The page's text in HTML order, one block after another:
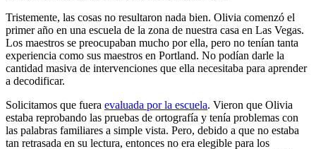
Tristemente, las cosas no resultaron nada bien. Olivia comenzó el
primer año en una escuela de la zona de nuestra casa en Las Vegas.
Los maestros se preocupaban mucho por ella, pero no tenían tanta
experiencia como sus maestros en Portland. No podían darle la
cantidad masiva de intervenciones que ella necesitaba para aprender
a decodificar.
Solicitamos que fuera evaluada por la escuela. Vieron que Olivia
estaba reprobando las pruebas de ortografía y tenía problemas con
las palabras familiares a simple vista. Pero, debido a que no estaba
tan retrasada en su lectura, entonces no era elegible para los